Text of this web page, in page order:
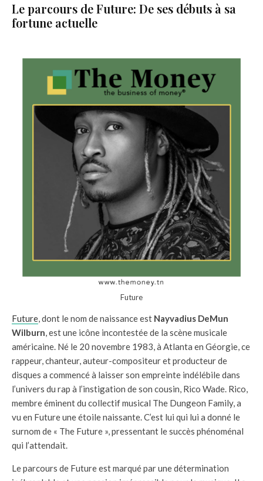
Le parcours de Future: De ses débuts à sa
fortune actuelle
Future
Future , dont le nom de naissance est Nayvadius DeMun
Wilburn , est une icône incontestée de la scène musicale
américaine. Né le 20 novembre 1983, à Atlanta en Géorgie, ce
rappeur, chanteur, auteur-compositeur et producteur de
disques a commencé à laisser son empreinte indélébile dans
l’univers du rap à l’instigation de son cousin, Rico Wade. Rico,
membre éminent du collectif musical The Dungeon Family, a
vu en Future une étoile naissante. C’est lui qui lui a donné le
surnom de « The Future », pressentant le succès phénoménal
qui l’attendait.
Le parcours de Future est marqué par une détermination